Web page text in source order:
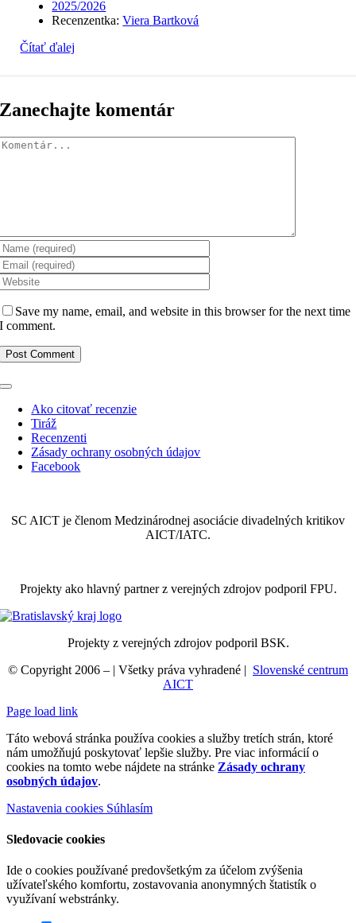
2025/2026
Recenzentka:Viera Bartková
Čítať ďalej
Zanechajte komentár
Save my name, email, and website in this browser for the next time
I comment.
Toggle
NavigationAko citovať recenzie
Tiráž
Recenzenti
Zásady ochrany osobných údajov
Facebook
SC AICT je členom Medzinárodnej asociácie divadelných kritikov
AICT/IATC.
Projekty ako hlavný partner z verejných zdrojov podporil FPU.
Projekty z verejných zdrojov podporil BSK.
© Copyright 2006 – | Všetky práva vyhradené | Slovenské centrum
AICT
Page load link
Táto webová stránka používa cookies a služby tretích strán, ktoré
nám umožňujú poskytovať lepšie služby. Pre viac informácií o
cookies na tomto webe nájdete na stránke Zásady ochrany
osobných údajov.
Nastavenia cookies Súhlasím
Sledovacie cookies
Ide o cookies používané predovšetkým za účelom zvýšenia
užívateľského komfortu, zostavovania anonymných štatistík o
využívaní webstránky.